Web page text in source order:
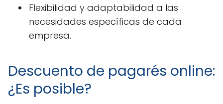
Flexibilidad y adaptabilidad a las
necesidades específicas de cada
empresa.
Descuento de pagarés online:
¿Es posible?